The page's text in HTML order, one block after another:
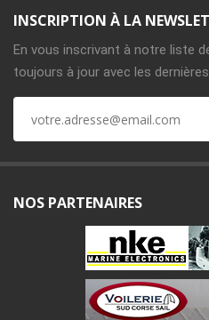
INSCRIPTION À LA
En vous inscrivant à notre liste
toujours à jour avec les
NOS PARTENAIRES